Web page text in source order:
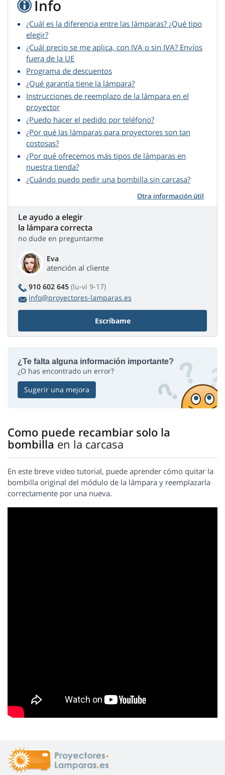
Info
¿Cuál es la diferencia entre las lámparas? ¿Qué tipo
elegir?
¿Cuál precio se me aplica, con IVA o sin IVA? Envíos
fuera de la UE
Programa de descuentos
¿Qué garantía tiene la lámpara?
Instrucciones de reemplazo de la lámpara en el
proyector
¿Puedo hacer el pedido por teléfono?
¿Por qué las lámparas para proyectores son tan
costosas?
¿Por qué ofrecemos más tipos de lámparas en
nuestra tienda?
¿Cuándo puedo pedir una bombilla sin carcasa?
Otra información útil
Le ayudo a elegir
la lámpara correcta
no dude en preguntarme
Eva
atención al cliente
910 602 645 (lu-vi 9-17)
info@proyectores-lamparas.es
Escríbame
¿Te falta alguna información importante?
¿O has encontrado un error?
Sugerir una mejora
Como puede recambiar solo la
bombilla en la carcasa
En este breve video tutorial, puede aprender cómo quitar la
bombilla original del módulo de la lámpara y reemplazarla
correctamente por una nueva.